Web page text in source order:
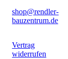
shop@rendler-
bauzentrum.de
Vertrag
widerrufen